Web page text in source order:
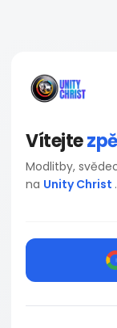
Vítejte
Modlitby,
na Unity Christ .